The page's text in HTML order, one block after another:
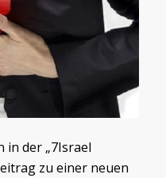
in der „7Israel
zu einer neuen